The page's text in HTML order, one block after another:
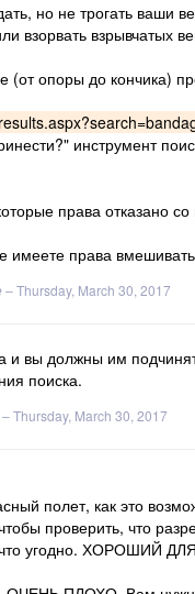
но не трогать ваши
взорвать взрывчатых
(от опоры до
инструмент
права отказано
имеете права
–Thursday, March 30, 2017
и вы должны им
поиска.
–Thursday, March 30, 2017
полет, как это
проверить, что
что угодно. ХОРОШИЙ